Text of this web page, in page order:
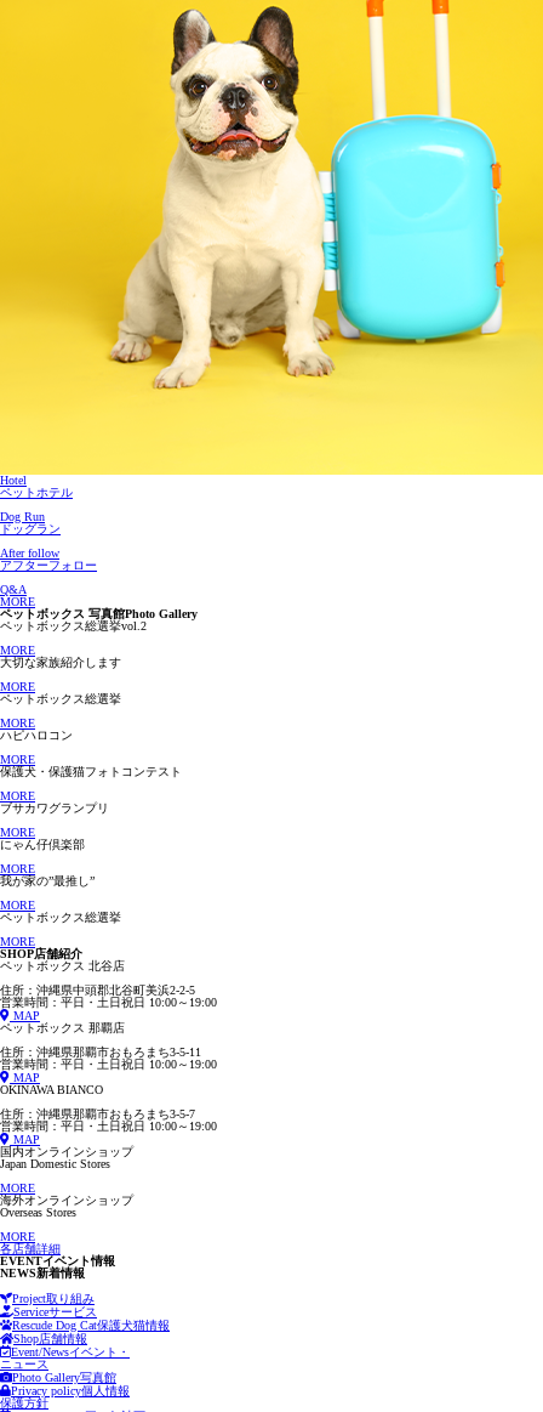
Hotel
ペットホテル
Dog Run
ドッグラン
After follow
アフターフォロー
Q&A
MORE
ペットボックス 写真館Photo Gallery
ペットボックス総選挙vol.2
MORE
大切な家族紹介します
MORE
ペットボックス総選挙
MORE
ハピハロコン
MORE
保護犬・保護猫フォトコンテスト
MORE
ブサカワグランプリ
MORE
にゃん仔倶楽部
MORE
我が家の”最推し”
MORE
ペットボックス総選挙
MORE
SHOP店舗紹介
ペットボックス 北谷店
住所：沖縄県中頭郡北谷町美浜2-2-5
営業時間：平日・土日祝日 10:00～19:00
MAP
ペットボックス 那覇店
住所：沖縄県那覇市おもろまち3-5-11
営業時間：平日・土日祝日 10:00～19:00
MAP
OKINAWA BIANCO
住所：沖縄県那覇市おもろまち3-5-7
営業時間：平日・土日祝日 10:00～19:00
MAP
国内オンラインショップ
Japan Domestic Stores
MORE
海外オンラインショップ
Overseas Stores
MORE
各店舗詳細
EVENTイベント情報
NEWS新着情報
Project取り組み
Serviceサービス
Rescude Dog Cat保護犬猫情報
Shop店舗情報
Event/Newsイベント・
ニュース
Photo Gallery写真館
Privacy policy個人情報
保護方針